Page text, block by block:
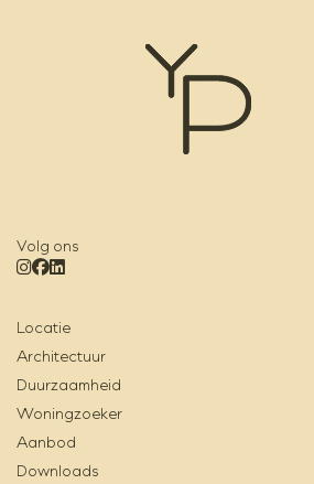
Volg ons
Locatie
Architectuur
Duurzaamheid
Woningzoeker
Aanbod
Downloads